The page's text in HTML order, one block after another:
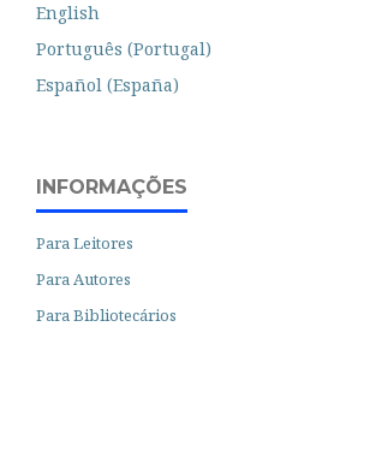
English
Português (Portugal)
Español (España)
INFORMAÇÕES
Para Leitores
Para Autores
Para Bibliotecários